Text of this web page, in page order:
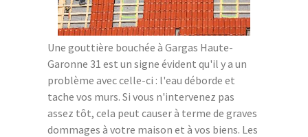
Une gouttière bouchée à Gargas Haute-
Garonne 31 est un signe évident qu'il y a un
problème avec celle-ci : l'eau déborde et
tache vos murs. Si vous n'intervenez pas
assez tôt, cela peut causer à terme de graves
dommages à votre maison et à vos biens. Les